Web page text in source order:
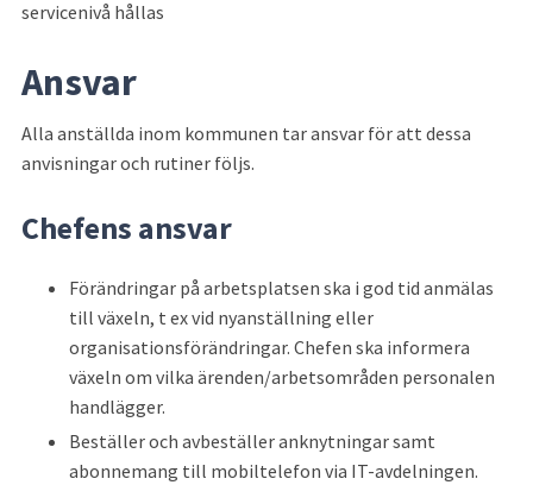
servicenivå hållas
Ansvar
Alla anställda inom kommunen tar ansvar för att dessa
anvisningar och rutiner följs.
Chefens ansvar
Förändringar på arbetsplatsen ska i god tid anmälas
till växeln, t ex vid nyanställning eller
organisationsförändringar. Chefen ska informera
växeln om vilka ärenden/arbetsområden personalen
handlägger.
Beställer och avbeställer anknytningar samt
abonnemang till mobiltelefon via IT-avdelningen.